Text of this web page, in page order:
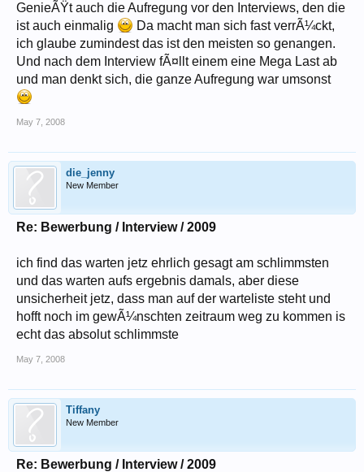
ansonsten schlieÃŸe ich mich den vorrednern an, stÃ¶bere mal ein
wenig (auch auf dieser seite).
im forum ist es besser konkrete fragen zu stellen, da wir (zumindest ich)
meist etwas schreibfaul sind, um alles andauernd zu wiederholen.
also keine angst zu fragen!
GenieÃŸt auch die Aufregung vor den Interviews, den die
ist auch einmalig
Da macht man sich fast verrÃ¼ckt,
ich glaube zumindest das ist den meisten so genangen.
Und nach dem Interview fÃ¤llt einem eine Mega Last ab
und man denkt sich, die ganze Aufregung war umsonst
May 7, 2008
die_jenny
New Member
Re: Bewerbung / Interview / 2009
ich find das warten jetz ehrlich gesagt am schlimmsten
und das warten aufs ergebnis damals, aber diese
unsicherheit jetz, dass man auf der warteliste steht und
hofft noch im gewÃ¼nschten zeitraum weg zu kommen is
echt das absolut schlimmste
May 7, 2008
Tiffany
New Member
Re: Bewerbung / Interview / 2009